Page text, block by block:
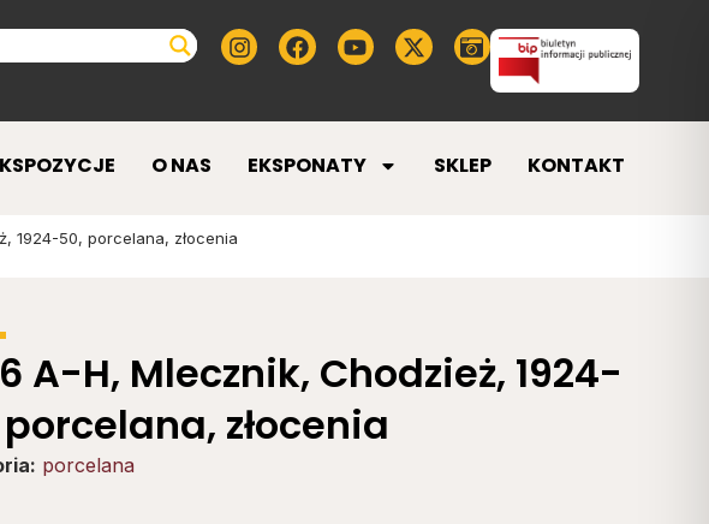
O NAS EKSPONATY SKLEP KONTAKT
1924-50, porcelana, złocenia
A-H, Mlecznik, Chodzież, 1924-
złocenia
porcelana